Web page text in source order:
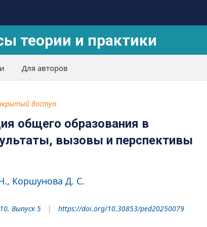
теории и практики
Для авторов
доступ
общего образования в
вызовы и перспективы
Коршунова Д. С.
Выпуск 5 https://doi.org/10.30853/ped20250079